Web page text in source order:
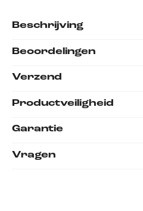
Beschrijving
Beoordelingen
Verzend
Productveiligheid
Garantie
Vragen